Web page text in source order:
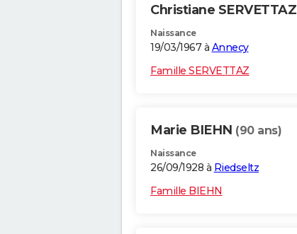
Christiane SERVETTAZ
Naissance
19/03/1967 à Annecy
Famille SERVETTAZ
Marie BIEHN (90 ans)
Naissance
26/09/1928 à Riedseltz
Famille BIEHN